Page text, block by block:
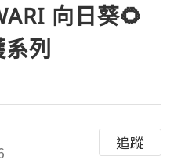
向日葵🌻
列
追蹤